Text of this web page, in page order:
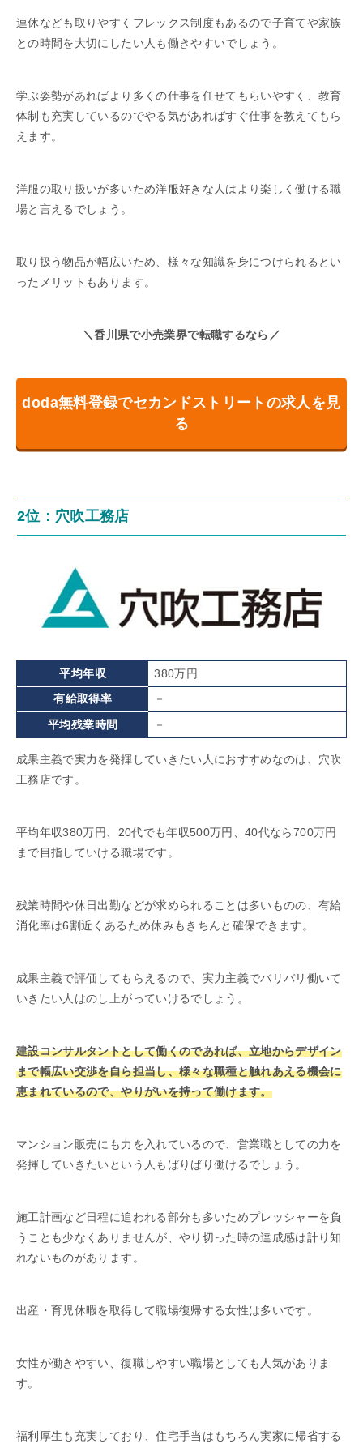
連休なども取りやすくフレックス制度もあるので子育てや家族
との時間を大切にしたい人も働きやすいでしょう。
学ぶ姿勢があればより多くの仕事を任せてもらいやすく、教育
体制も充実しているのでやる気があればすぐ仕事を教えてもら
えます。
洋服の取り扱いが多いため洋服好きな人はより楽しく働ける職
場と言えるでしょう。
取り扱う物品が幅広いため、様々な知識を身につけられるとい
ったメリットもあります。
＼香川県で小売業界で転職するなら／
doda無料登録でセカンドストリートの求人を見
る
2位：穴吹工務店
平均年収
380万円
有給取得率
－
平均残業時間
－
成果主義で実力を発揮していきたい人におすすめなのは、穴吹
工務店です。
平均年収380万円、20代でも年収500万円、40代なら700万円
まで目指していける職場です。
残業時間や休日出勤などが求められることは多いものの、有給
消化率は6割近くあるため休みもきちんと確保できます。
成果主義で評価してもらえるので、実力主義でバリバリ働いて
いきたい人はのし上がっていけるでしょう。
建設コンサルタントとして働くのであれば、立地からデザイン
まで幅広い交渉を自ら担当し、様々な職種と触れあえる機会に
恵まれているので、やりがいを持って働けます。
マンション販売にも力を入れているので、営業職としての力を
発揮していきたいという人もばりばり働けるでしょう。
施工計画など日程に追われる部分も多いためプレッシャーを負
うことも少なくありませんが、やり切った時の達成感は計り知
れないものがあります。
出産・育児休暇を取得して職場復帰する女性は多いです。
女性が働きやすい、復職しやすい職場としても人気がありま
す。
福利厚生も充実しており、住宅手当はもちろん実家に帰省する